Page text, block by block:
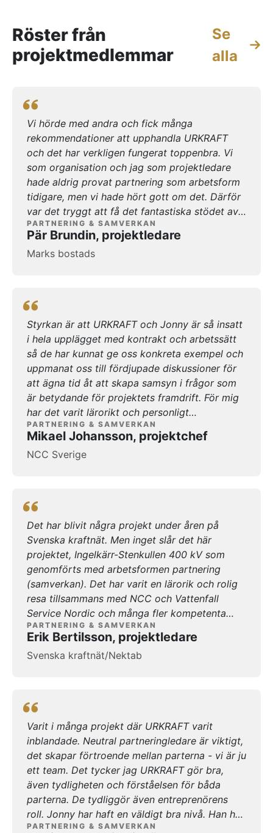
Röster från
projektmedlemmar
Se
alla
Vi hörde med andra och fick många
rekommendationer att upphandla URKRAFT
och det har verkligen fungerat toppenbra. Vi
som organisation och jag som projektledare
hade aldrig provat partnering som arbetsform
tidigare, men vi hade hört gott om det. Därför
var det tryggt att få det fantastiska stödet av
Jonny och hans team som kunde lotsa oss
igenom hela vår process från vårt tidiga skede
genom hela upphandlingen och nu i
och Assberg med stora utmaningar av olika
karaktär har vi tillsammans med alla aktörer
ingående i upplägget löst på ett fantastiskt
sätt. Upplägget med partnering och alla
mervärden som det skapar för oss och
samhället har så här långt överträffat alla mina
förväntningar, men vi är ju bara ett år in i
avtalet så det gäller att vi fortsätter visa att
det även kommer att fungera framöver också.
Jag är jättenöjd och kan varmt rekommendera
PARTNERING & SAMVERKAN
Pär Brundin, projektledare
Marks bostads
Styrkan är att URKRAFT och Jonny är så insatt
i hela upplägget med kontrakt och arbetssätt
så de har kunnat ge oss konkreta exempel och
uppmanat oss till fördjupade diskussioner för
att ägna tid åt att skapa samsyn i frågor som
är betydande för projektets framdrift. För mig
har det varit lärorikt och personligt
utvecklande med det arbetssätt och upplägg vi
haft här, enligt URKRAFT-modellen, som jag
varmt rekommenderar till andra att ta efter och
PARTNERING & SAMVERKAN
Mikael Johansson, projektchef
NCC Sverige
Det har blivit några projekt under åren på
Svenska kraftnät. Men inget slår det här
projektet, Ingelkärr-Stenkullen 400 kV som
genomförts med arbetsformen partnering
(samverkan). Det har varit en lärorik och rolig
resa tillsammans med NCC och Vattenfall
Service Nordic och många fler kompetenta
kollegor. Entreprenaden hade aldrig blivit så
bra om inte limmet fanns emellan oss, och
limmet i detta fall är en engagerad och duktig
kostnad för vissa, vissa kanske till och med
tycker att man kan ta någon från beställarens
sida eller entreprenörens sida. Men
samverkansledaren behöver vara neutral,
personen ska inte ha någons sida utan jobba
för att kontraktet följs och att alla parter
förstår sin roll. Jonny på URKRAFT har stöttat i
många frågor, både högt och lågt, för att
hjälpa oss på traven, för att komma framåt och
PARTNERING & SAMVERKAN
Erik Bertilsson, projektledare
Svenska kraftnät/Nektab
Varit i många projekt där URKRAFT varit
inblandade. Neutral partneringledare är viktigt,
det skapar förtroende mellan parterna - vi är ju
ett team. Det tycker jag URKRAFT gör bra,
även tydligheten och förståelsen för båda
parterna. De tydliggör även entreprenörens
roll. Jonny har haft en väldigt bra nivå. Han har
väldigt bra erfarenhet och kan bra saker. Det
PARTNERING & SAMVERKAN